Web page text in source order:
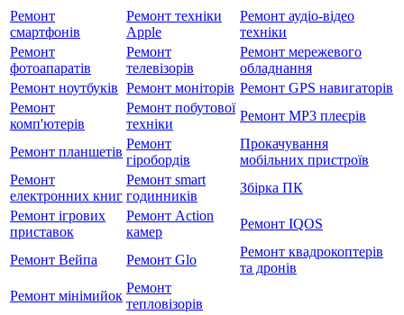
Ремонт
смартфонів
Ремонт техніки
Apple
Ремонт аудіо-відео
техніки
Ремонт
фотоапаратів
Ремонт
телевізорів
Ремонт мережевого
обладнання
Ремонт ноутбуків Ремонт моніторів Ремонт GPS навигаторів
Ремонт
комп'ютерів
Ремонт побутової
техніки
Ремонт MP3 плеєрів
Ремонт планшетів
Ремонт
гіробордів
Прокачування
мобільних пристроїв
Ремонт
електронних книг
Ремонт smart
годинників
Збірка ПК
Ремонт ігрових
приставок
Ремонт Action
камер
Ремонт IQOS
Ремонт Вейпа Ремонт Glo
Ремонт квадрокоптерів
та дронів
Ремонт мiнiмийок
Ремонт
тепловізорів